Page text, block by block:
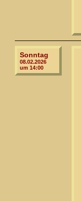
Sonntag
08.02.2026
um 14:00